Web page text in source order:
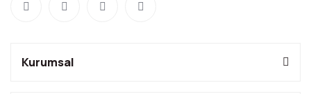
Kurumsal